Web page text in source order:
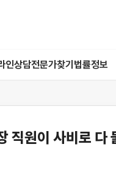
인상담전문가찾기 법률정보
직원이 사비로 다